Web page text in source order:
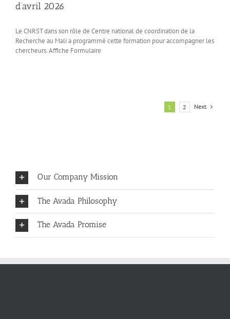
d’avril 2026
Le CNRST dans son rôle de Centre national de coordination de la
Recherche au Mali a programmé cette formation pour accompagner les
chercheurs. Affiche Formulaire
1 2 Next
Our Company Mission
The Avada Philosophy
The Avada Promise